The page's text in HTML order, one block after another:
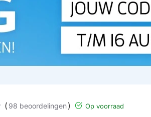
( 98 beoordelingen) Op voorraad